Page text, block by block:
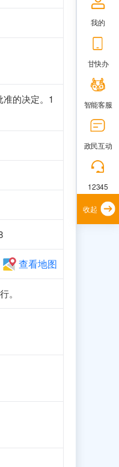
的决定。1
查看地图
。
我的
甘快办
智能客服
政民互动
12345
收起